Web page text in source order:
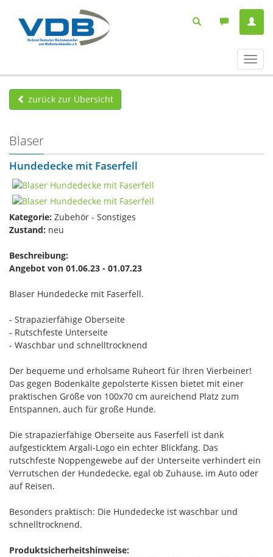
ein-/
zurück zur Übersicht
Blaser
Hundedecke mit Faserfell
Kategorie: Zubehör - Sonstiges
Zustand: neu
Beschreibung:
Angebot von 01.06.23 - 01.07.23
Blaser Hundedecke mit Faserfell.
- Strapazierfähige Oberseite
- Rutschfeste Unterseite
- Waschbar und schnelltrocknend
Der bequeme und erholsame Ruheort für Ihren Vierbeiner!
Das gegen Bodenkälte gepolsterte Kissen bietet mit einer
praktischen Größe von 100x70 cm aureichend Platz zum
Entspannen, auch für große Hunde.
Die strapazierfähige Oberseite aus Faserfell ist dank
aufgesticktem Argali-Logo ein echter Blickfang. Das
rutschfeste Noppengewebe auf der Unterseite verhindert ein
Verrutschen der Hundedecke, egal ob Zuhause, im Auto oder
auf Reisen.
Besonders praktisch: Die Hundedecke ist waschbar und
schnelltrocknend.
Produktsicherheitshinweise: